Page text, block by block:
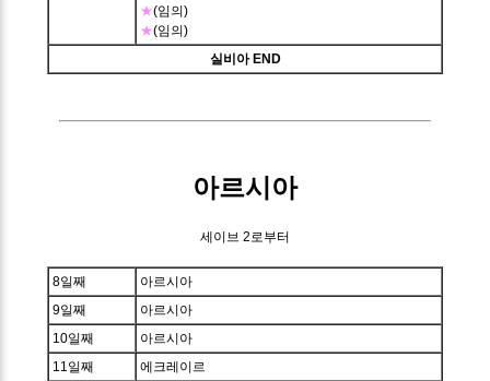
★(임의)
★(임의)
실비아 END
아르시아
세이브 2로부터
8일째
아르시아
9일째
아르시아
10일째
아르시아
11일째
에크레이르